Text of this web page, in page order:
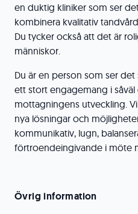
en duktig kliniker som ser
kombinera kvalitativ
Du tycker också att det är
människor.
Du är en person som ser
ett stort engagemang i
mottagningens utveckling.
nya lösningar och
kommunikativ, lugn,
förtroendeingivande i möte
Övrig information